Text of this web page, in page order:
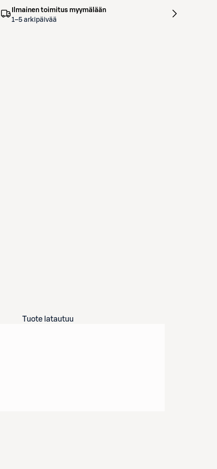
Ilmainen toimitus myymälään
1–5 arkipäivää
Tuote latautuu